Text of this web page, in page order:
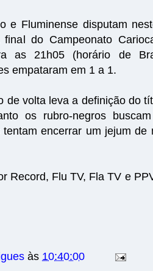
e Fluminense disputam
do Campeonato
as 21h05 (horário de
empataram em 1 a 1.
de volta leva a definição do
os rubro-negros
encerrar um jejum de
Record, Flu TV, Fla TV e
às 10:40:00